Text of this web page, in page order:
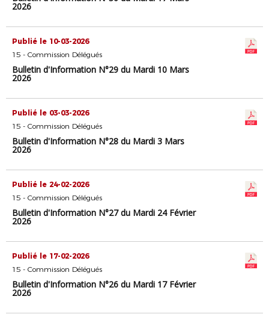
2026
Publié le 10-03-2026
15 - Commission Délégués
Bulletin d'Information N°29 du Mardi 10 Mars
2026
Publié le 03-03-2026
15 - Commission Délégués
Bulletin d'Information N°28 du Mardi 3 Mars
2026
Publié le 24-02-2026
15 - Commission Délégués
Bulletin d'Information N°27 du Mardi 24 Février
2026
Publié le 17-02-2026
15 - Commission Délégués
Bulletin d'Information N°26 du Mardi 17 Février
2026